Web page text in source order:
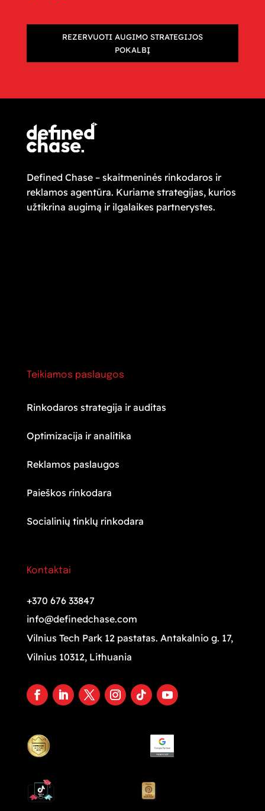
REZERVUOTI AUGIMO STRATEGIJOS
POKALBĮ
Defined Chase – skaitmeninės rinkodaros ir
reklamos agentūra. Kuriame strategijas, kurios
užtikrina augimą ir ilgalaikes partnerystes.
Teikiamos paslaugos
Rinkodaros strategija ir auditas
Optimizacija ir analitika
Reklamos paslaugos
Paieškos rinkodara
Socialinių tinklų rinkodara
Kontaktai
+370 676 33847
info@definedchase.com
Vilnius Tech Park 12 pastatas. Antakalnio g. 17,
Vilnius 10312, Lithuania